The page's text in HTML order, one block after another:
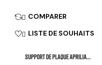
 COMPARER
 LISTE DE SOUHAITS
SUPPORT DE PLAQUE APRILIA...